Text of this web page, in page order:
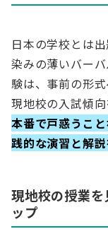
日本の学校とは
染みの薄いバー
験は、事前の形
現地校の入試傾向
本番で戸惑うこ
践的な演習と解
現地校の授業
ップ